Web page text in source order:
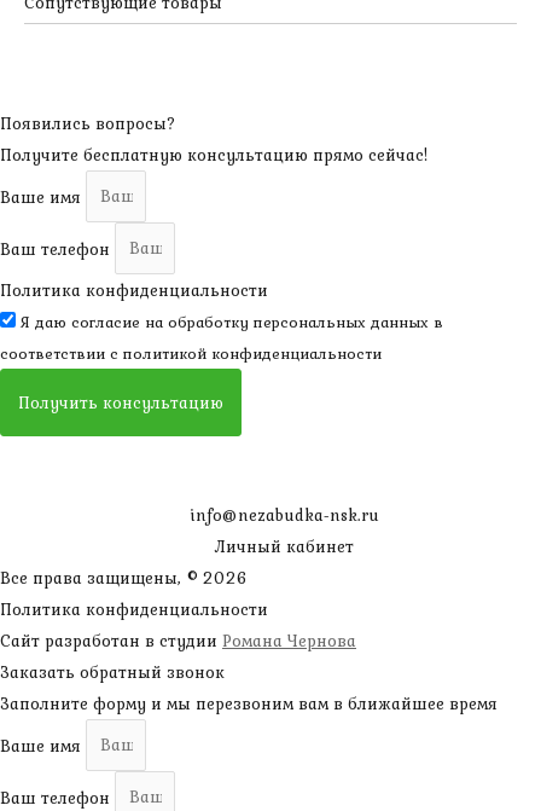
Появились вопросы?
Получите бесплатную консультацию прямо сейчас!
Ваше имя
Ваш телефон
Политика конфиденциальности
Я даю согласие на обработку персональных данных в
соответствии с политикой конфиденциальности
Получить консультацию
info@nezabudka-nsk.ru
Личный кабинет
Все права защищены, © 2026
Политика конфиденциальности
Сайт разработан в студии Романа Чернова
Заказать обратный звонок
Заполните форму и мы перезвоним вам в ближайшее время
Ваше имя
Ваш телефон